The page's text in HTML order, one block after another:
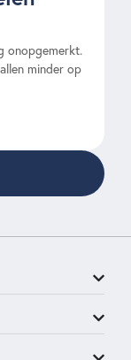
onopgemerkt.
minder op